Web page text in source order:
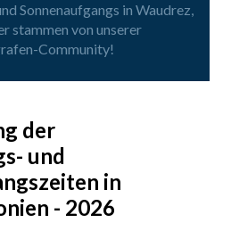
Sonnenaufgangs in Waudrez,
stammen von unserer
Community!
der
und
in
- 2026